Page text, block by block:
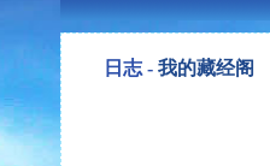
日志 - 我的藏经阁